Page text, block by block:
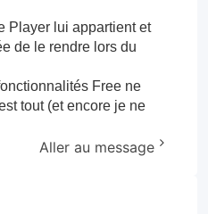
Player lui appartient et
de le rendre lors du
Free ne
tout (et encore je ne
Aller au message